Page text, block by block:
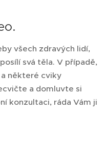
všech zdravých lidí,
svá těla. V případě,
některé cviky
a domluvte si
konzultaci, ráda Vám ji